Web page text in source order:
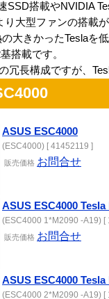
SSD搭載やNVIDIA
り大型ファンの搭載
大きかったTeslaを
搭載です。
冗長構成ですが、
ASUS ESC4000
(ESC4000) [ 41452119 ]
販売価格 お問合せ
ASUS ESC4000
(ESC4000 1*M2090 -A19) [
販売価格 お問合せ
ASUS ESC4000
(ESC4000 2*M2090 -A19) [